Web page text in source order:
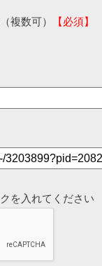
複数可）
【必須】
を入れてください